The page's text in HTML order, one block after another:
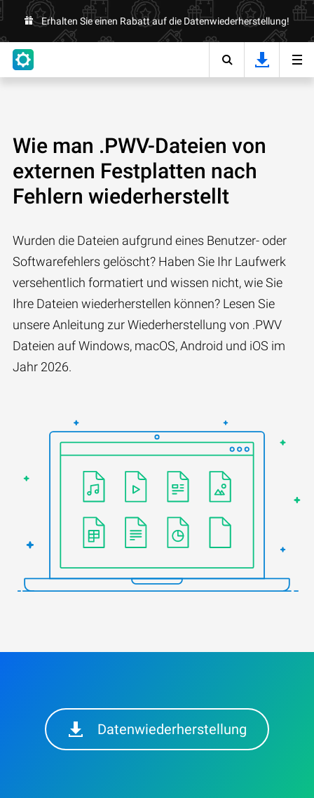
Erhalten Sie einen Rabatt auf die Datenwiederherstellung!
Wie man .PWV-Dateien von
externen Festplatten nach
Fehlern wiederherstellt
Wurden die Dateien aufgrund eines Benutzer- oder
Softwarefehlers gelöscht? Haben Sie Ihr Laufwerk
versehentlich formatiert und wissen nicht, wie Sie
Ihre Dateien wiederherstellen können? Lesen Sie
unsere Anleitung zur Wiederherstellung von .PWV
Dateien auf Windows, macOS, Android und iOS im
Jahr 2026.
Datenwiederherstellung